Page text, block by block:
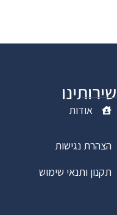
שירותינו
אודות
הצהרת נגישות
תקנון ותנאי שימוש